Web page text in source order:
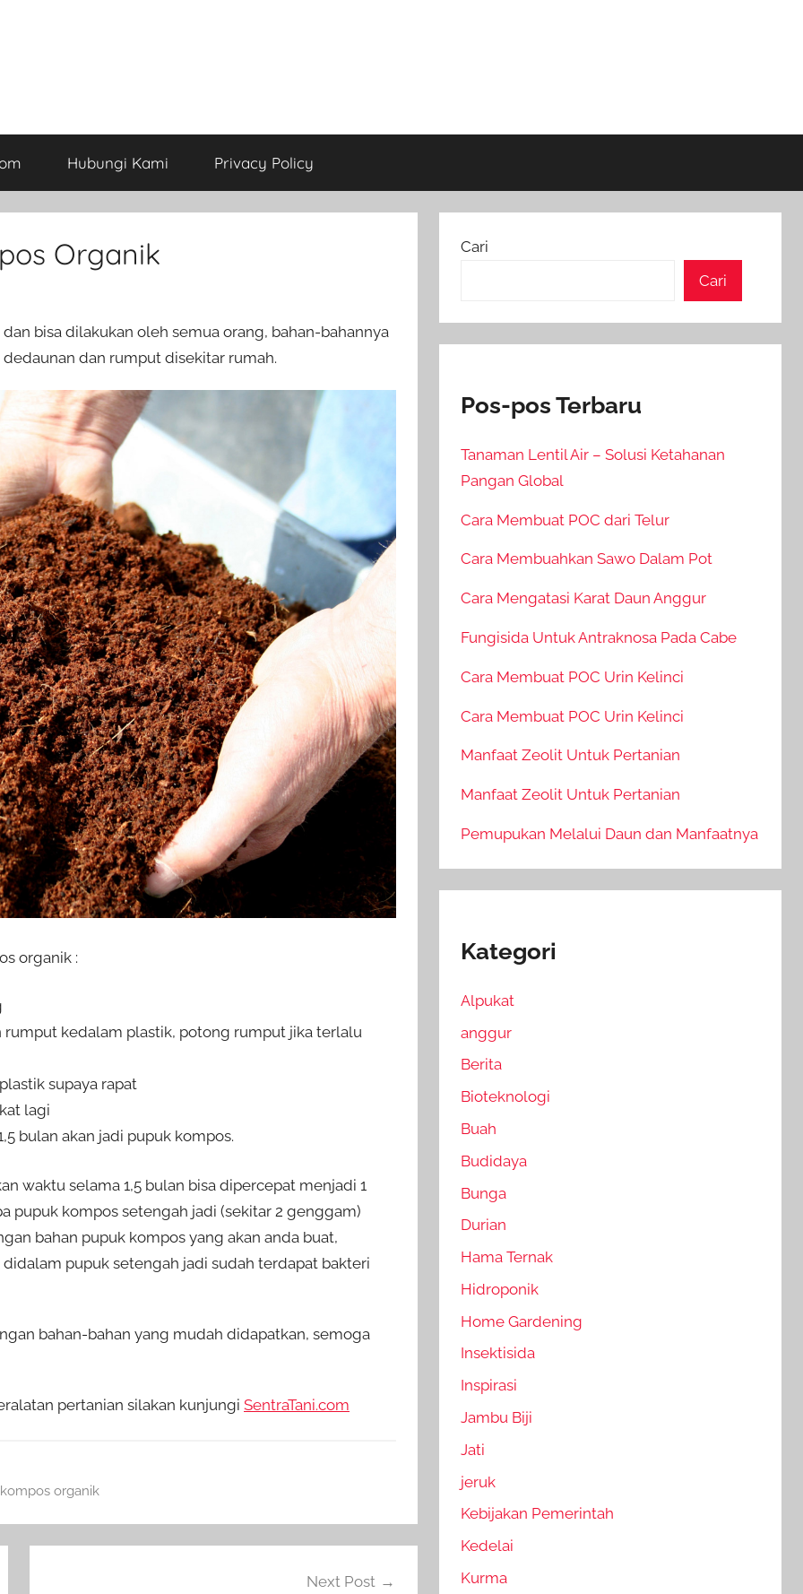
Hubungi Kami Privacy Policy
Organik
bisa dilakukan oleh semua orang, bahan-bahannya
dan rumput disekitar rumah.
organik :
rumput kedalam plastik, potong rumput jika terlalu
supaya rapat
lagi
bulan akan jadi pupuk kompos.
waktu selama 1,5 bulan bisa dipercepat menjadi 1
pupuk kompos setengah jadi (sekitar 2 genggam)
bahan pupuk kompos yang akan anda buat,
pupuk setengah jadi sudah terdapat bakteri
bahan-bahan yang mudah didapatkan, semoga
pertanian silakan kunjungi SentraTani.com
organik
Next Post
Cari
Cari
Pos-pos Terbaru
Tanaman Lentil Air – Solusi Ketahanan
Pangan Global
Cara Membuat POC dari Telur
Cara Membuahkan Sawo Dalam Pot
Cara Mengatasi Karat Daun Anggur
Fungisida Untuk Antraknosa Pada Cabe
Cara Membuat POC Urin Kelinci
Cara Membuat POC Urin Kelinci
Manfaat Zeolit Untuk Pertanian
Manfaat Zeolit Untuk Pertanian
Pemupukan Melalui Daun dan Manfaatnya
Kategori
Alpukat
anggur
Berita
Bioteknologi
Buah
Budidaya
Bunga
Durian
Hama Ternak
Hidroponik
Home Gardening
Insektisida
Inspirasi
Jambu Biji
Jati
jeruk
Kebijakan Pemerintah
Kedelai
Kurma